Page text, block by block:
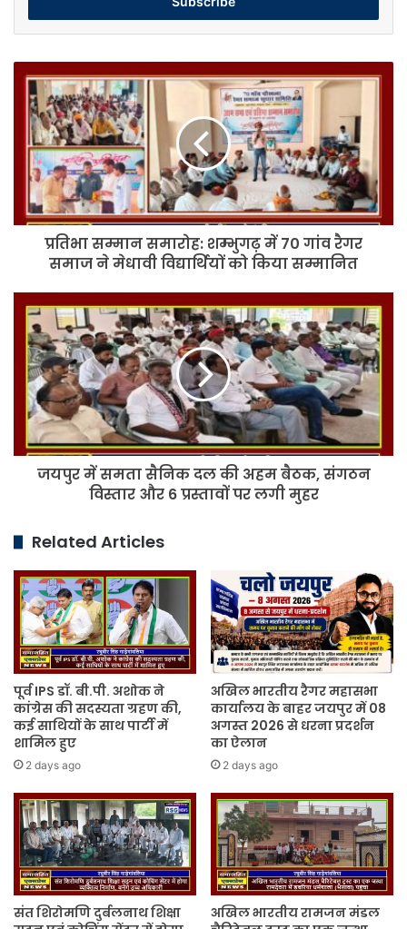
सम्मान
समारोह:
शम्भुगढ़
रैगर
समाज
किया
सम्मानित
प्रतिभा सम्मान समारोह: शम्भुगढ़ में 70 गांव रैगर
समाज ने मेधावी विद्यार्थियों को किया सम्मानित
जयपुर
समता
सैनिक
अहम
बैठक,
संगठन
विस्तार
पर
लगी
मुहर
जयपुर में समता सैनिक दल की अहम बैठक, संगठन
विस्तार और 6 प्रस्तावों पर लगी मुहर
Related Articles
पूर्व IPS डॉ. बी.पी. अशोक ने
कांग्रेस की सदस्यता ग्रहण की,
कई साथियों के साथ पार्टी में
शामिल हुए
2 days ago
अखिल भारतीय रैगर महासभा
कार्यालय के बाहर जयपुर में 08
अगस्त 2026 से धरना प्रदर्शन
का ऐलान
2 days ago
संत शिरोमणि दुर्बलनाथ शिक्षा
अखिल भारतीय रामजन मंडल